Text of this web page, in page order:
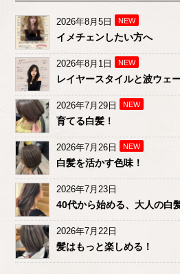
2026年8月5日 NEW
イメチェンしたい方へ
2026年8月1日 NEW
レイヤースタイルと波ウェ
2026年7月29日 NEW
育てる白髪！
2026年7月26日 NEW
白髪を活かす色味！
2026年7月23日
40代から始める、大人の白
2026年7月22日
髪はもっと楽しめる！